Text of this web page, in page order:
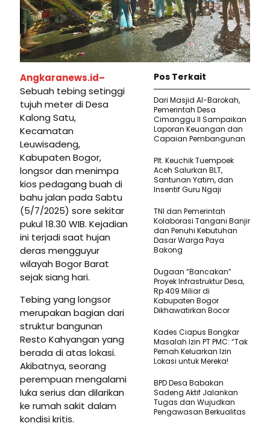
Angkaranews.id–
Sebuah tebing setinggi
tujuh meter di Desa
Kalong Satu,
Kecamatan
Leuwisadeng,
Kabupaten Bogor,
longsor dan menimpa
kios pedagang buah di
bahu jalan pada Sabtu
(5/7/2025) sore sekitar
pukul 18.30 WIB. Kejadian
ini terjadi saat hujan
deras mengguyur
wilayah Bogor Barat
sejak siang hari.
Tebing yang longsor
merupakan bagian dari
struktur bangunan
Resto Kahyangan yang
berada di atas lokasi.
Akibatnya, seorang
perempuan mengalami
luka serius dan dilarikan
ke rumah sakit dalam
kondisi kritis.
Pos Terkait
Dari Masjid Al-Barokah,
Pemerintah Desa
Cimanggu II Sampaikan
Laporan Keuangan dan
Capaian Pembangunan
Plt. Keuchik Tuempoek
Aceh Salurkan BLT,
Santunan Yatim, dan
Insentif Guru Ngaji
TNI dan Pemerintah
Kolaborasi Tangani Banjir
dan Penuhi Kebutuhan
Dasar Warga Paya
Bakong
Dugaan “Bancakan”
Proyek Infrastruktur Desa,
Rp 409 Miliar di
Kabupaten Bogor
Dikhawatirkan Bocor
Kades Ciapus Bongkar
Masalah Izin PT PMC: “Tak
Pernah Keluarkan Izin
Lokasi untuk Mereka!
BPD Desa Babakan
Sadeng Aktif Jalankan
Tugas dan Wujudkan
Pengawasan Berkualitas